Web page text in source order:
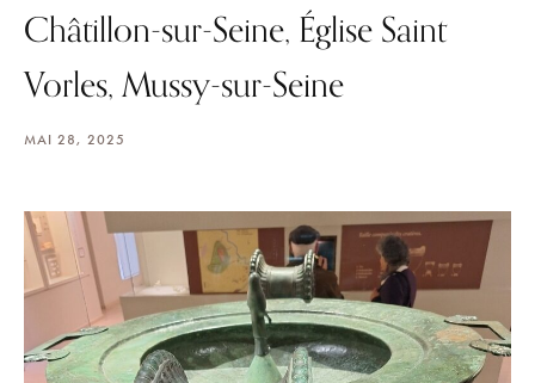
Châtillon-sur-Seine, Église Saint
Vorles, Mussy-sur-Seine
MAI 28, 2025